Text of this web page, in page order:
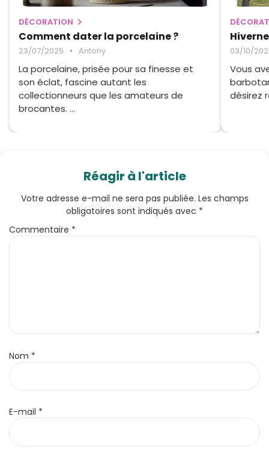
DÉCORATION
Comment dater la porcelaine ?
23/07/2025 • Antony
La porcelaine, prisée pour sa finesse et
son éclat, fascine autant les
collectionneurs que les amateurs de
brocantes. ...
03/10/
Vous
désirez
Réagir à l'article
Votre adresse e-mail ne sera pas publiée. Les champs
obligatoires sont indiqués avec *
Commentaire *
Nom *
E-mail *